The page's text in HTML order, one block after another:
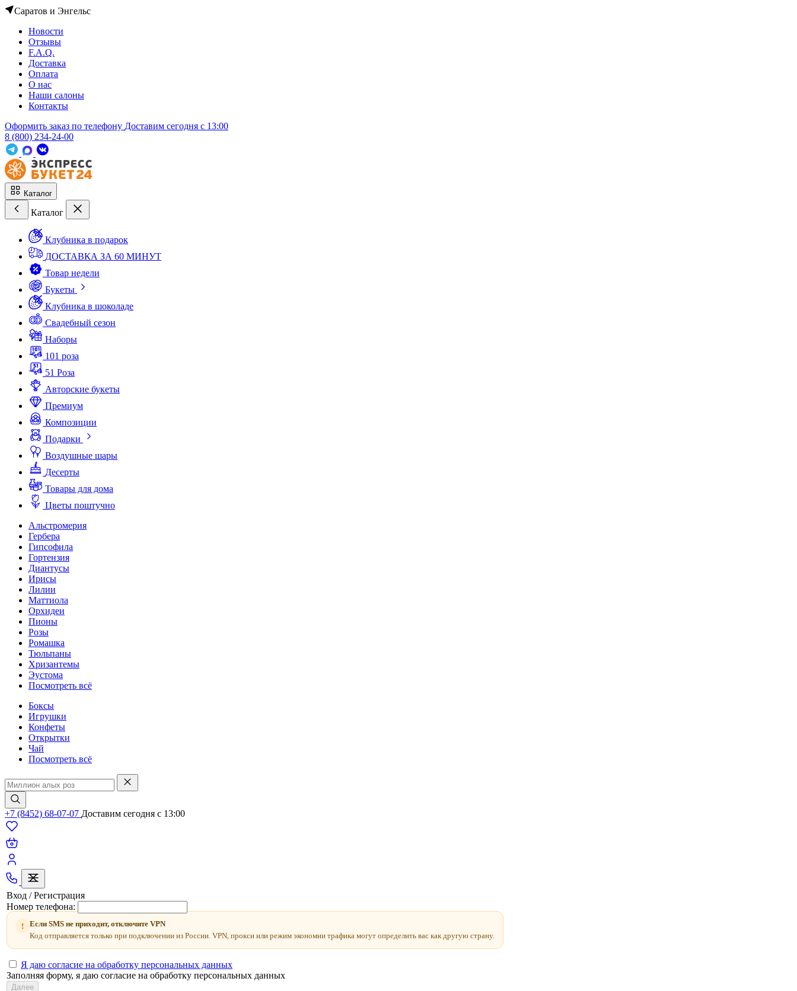
Саратов и Энгельс
Новости
Отзывы
F.A.Q.
Доставка
Оплата
О нас
Наши салоны
Контакты
Оформить заказ по телефону Доставим сегодня c 13:00
8 (800) 234-24-00
Каталог
Каталог
Клубника в подарок
ДОСТАВКА ЗА 60 МИНУТ
Товар недели
Букеты
Клубника в шоколаде
Свадебный сезон
Наборы
101 роза
51 Роза
Авторские букеты
Премиум
Композиции
Подарки
Воздушные шары
Десерты
Товары для дома
Цветы поштучно
Альстромерия
Гербера
Гипсофила
Гортензия
Диантусы
Ирисы
Лилии
Маттиола
Орхидеи
Пионы
Розы
Ромашка
Тюльпаны
Хризантемы
Эустома
Посмотреть всё
Боксы
Игрушки
Конфеты
Открытки
Чай
Посмотреть всё
+7 (8452) 68-07-07 Доставим сегодня c 13:00
Вход / Регистрация
Номер телефона:
!
Если SMS не приходит, отключите VPN
Код отправляется только при подключении из России. VPN, прокси или режим экономии трафика могут определить вас как другую страну.
Я даю согласие на обработку персональных данных
Заполняя форму, я даю согласие на обработку персональных данных
Далее